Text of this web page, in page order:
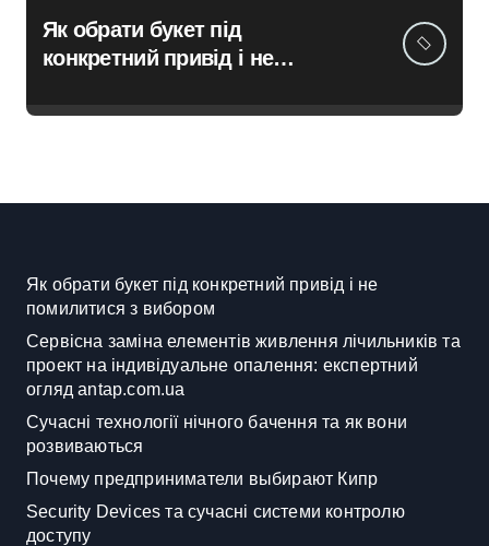
Як обрати букет під
конкретний привід і не
Як обрати букет під конкретний привід і не
помилитися з вибором
Сервісна заміна елементів живлення лічильників та
проект на індивідуальне опалення: експертний
огляд antap.com.ua
Сучасні технології нічного бачення та як вони
розвиваються
Почему предприниматели выбирают Кипр
Security Devices та сучасні системи контролю
доступу